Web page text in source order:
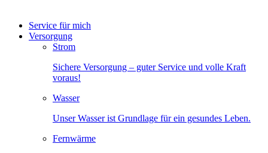
Service für mich
Versorgung
Strom
Sichere Versorgung – guter Service und volle Kraft
voraus!
Wasser
Unser Wasser ist Grundlage für ein gesundes Leben.
Fernwärme